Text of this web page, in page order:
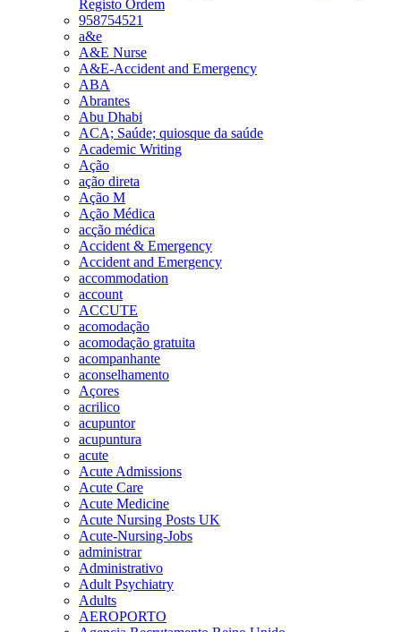
Registo Ordem
958754521
a&e
A&E Nurse
A&E-Accident and Emergency
ABA
Abrantes
Abu Dhabi
ACA; Saúde; quiosque da saúde
Academic Writing
Ação
ação direta
Ação M
Ação Médica
acção médica
Accident & Emergency
Accident and Emergency
accommodation
account
ACCUTE
acomodação
acomodação gratuita
acompanhante
aconselhamento
Açores
acrilico
acupuntor
acupuntura
acute
Acute Admissions
Acute Care
Acute Medicine
Acute Nursing Posts UK
Acute-Nursing-Jobs
administrar
Administrativo
Adult Psychiatry
Adults
AEROPORTO